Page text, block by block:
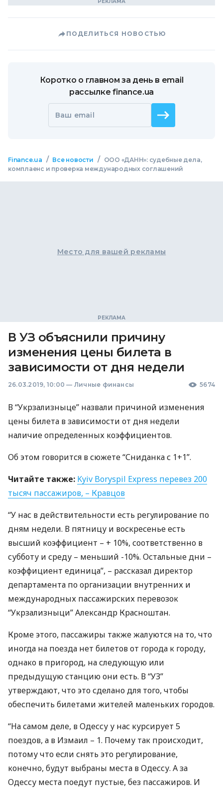
ПОДЕЛИТЬСЯ НОВОСТЬЮ
Коротко о главном за день в email
рассылке finance.ua
Ваш email
Finance.ua / Все новости /
ООО «ДАНН»: судебные дела,
комплаенс и проверка международных соглашений
Место для вашей рекламы
В УЗ объяснили причину
изменения цены билета в
зависимости от дня недели
26.03.2019, 10:00 — Личные финансы 5674
В “Укрзализныце” назвали причиной изменения
цены билета в зависимости от дня недели
наличие определенных коэффициентов.
Об этом говорится в сюжете “Сниданка с 1+1”.
Читайте также: Kyiv Boryspil Express перевез 200
тысяч пассажиров, – Кравцов
“У нас в действительности есть регулирование по
дням недели. В пятницу и воскресенье есть
высший коэффициент – + 10%, соответственно в
субботу и среду – меньший -10%. Остальные дни –
коэффициент единица”, – рассказал директор
департамента по организации внутренних и
международных пассажирских перевозок
“Укрзализныци” Александр Красноштан.
Кроме этого, пассажиры также жалуются на то, что
иногда на поезда нет билетов от города к городу,
однако в пригород, на следующую или
предыдущую станцию они есть. В “УЗ”
утверждают, что это сделано для того, чтобы
обеспечить билетами жителей маленьких городов.
“На самом деле, в Одессу у нас курсирует 5
поездов, а в Измаил – 1. Почему так происходит,
потому что если снять это регулирование,
конечно, будут выбраны места в Одессу. А за
Одессу места поедут пустые, без пассажиров. И